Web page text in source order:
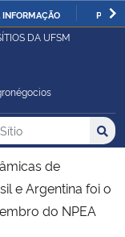
DA UFSM
no Sítio
de
e Argentina foi o
do NPEA